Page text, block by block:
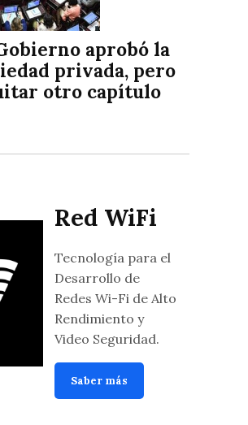
aprobó la
privada, pero
otro capítulo
Red WiFi
Tecnología para el
Desarrollo de
Redes Wi-Fi de Alto
Rendimiento y
Video Seguridad.
Saber más